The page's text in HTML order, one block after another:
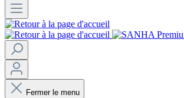
Fermer le menu